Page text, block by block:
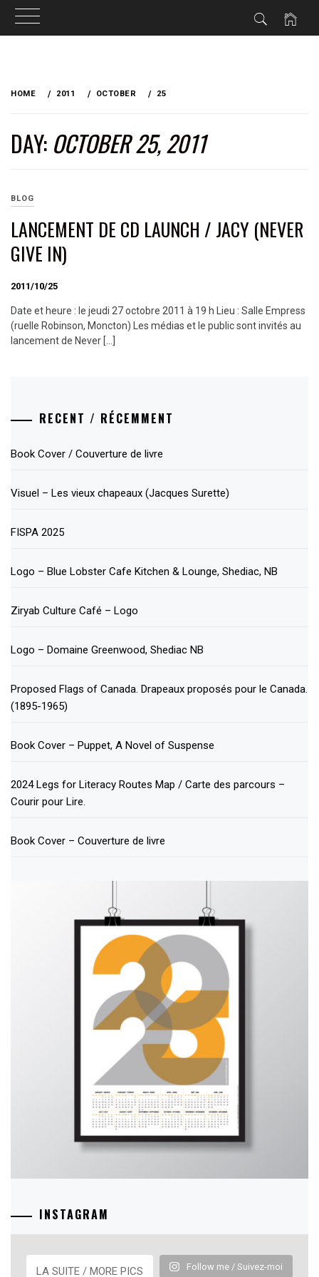
HOME 2011 OCTOBER 25
DAY: OCTOBER 25, 2011
BLOG
LANCEMENT DE CD LAUNCH / JACY (NEVER
GIVE IN)
2011/10/25
Date et heure : le jeudi 27 octobre 2011 à 19 h Lieu : Salle Empress
(ruelle Robinson, Moncton) Les médias et le public sont invités au
lancement de Never […]
RECENT / RÉCEMMENT
Book Cover / Couverture de livre
Visuel – Les vieux chapeaux (Jacques Surette)
FISPA 2025
Logo – Blue Lobster Cafe Kitchen & Lounge, Shediac, NB
Ziryab Culture Café – Logo
Logo – Domaine Greenwood, Shediac NB
Proposed Flags of Canada. Drapeaux proposés pour le Canada.
(1895-1965)
Book Cover – Puppet, A Novel of Suspense
2024 Legs for Literacy Routes Map / Carte des parcours –
Courir pour Lire.
Book Cover – Couverture de livre
INSTAGRAM
LA SUITE / MORE PICS Follow me / Suivez-moi